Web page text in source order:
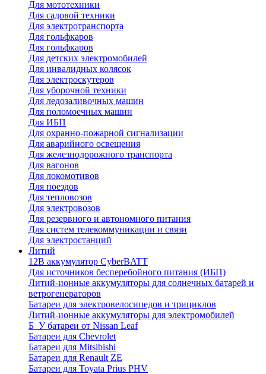
Для мототехники
Для садовой техники
Для электротранспорта
Для гольфкаров
Для гольфкаров
Для детских электромобилей
Для инвалидных колясок
Для электроскутеров
Для уборочной техники
Для ледозаливочных машин
Для поломоечных машин
Для ИБП
Для охранно-пожарной сигнализации
Для аварийного освещения
Для железнодорожного транспорта
Для вагонов
Для локомотивов
Для поездов
Для тепловозов
Для электровозов
Для резервного и автономного питания
Для систем телекоммуникации и связи
Для электростанций
Литий
12В аккумулятор CyberBATT
Для источников бесперебойного питания (ИБП)
Литий-ионные аккумуляторы для солнечных батарей и
ветрогенераторов
Батареи для электровелосипедов и трициклов
Литий-ионные аккумуляторы для электромобилей
Б_У батареи от Nissan Leaf
Батареи для Chevrolet
Батареи для Mitsibishi
Батареи для Renault ZE
Батареи для Toyata Prius PHV